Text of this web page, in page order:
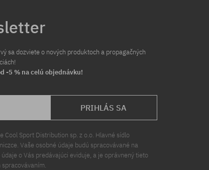
sa dozviete o nových produktoch a propagačných
-5 % na celú objednávku!
PRIHLÁS SA
Cool Sport Distribution sp. z o.o. Hlavné sídlo
Vaše osobné údaje budú spracovávané na
o Vás predávajúci eviduje, a je oprávnený tieto